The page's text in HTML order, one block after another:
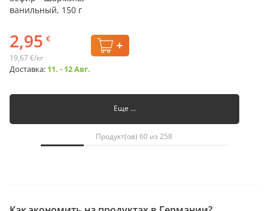
ванильный, 150 г
2,95 €
19,67 €/кг
Доставка: 11. - 12 Авг.
Еще ...
Продукт(ов) 60 из 258